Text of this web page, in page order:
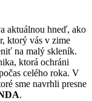
aktuálnou hneď, ako
ktorý vás v zime
na malý skleník.
ktorá ochráni
celého roka. V
sme navrhli presne
.